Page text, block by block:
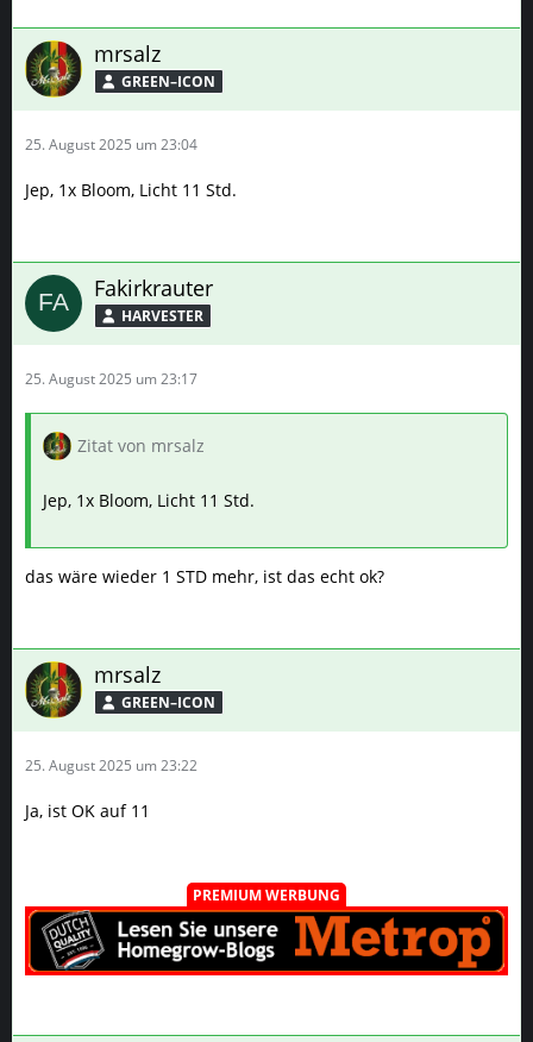
mrsalz
GREEN–ICON
25. August 2025 um 23:04
Jep, 1x Bloom, Licht 11 Std.
Fakirkrauter
HARVESTER
25. August 2025 um 23:17
Zitat von mrsalz
Jep, 1x Bloom, Licht 11 Std.
das wäre wieder 1 STD mehr, ist das echt ok?
mrsalz
GREEN–ICON
25. August 2025 um 23:22
Ja, ist OK auf 11
PREMIUM WERBUNG